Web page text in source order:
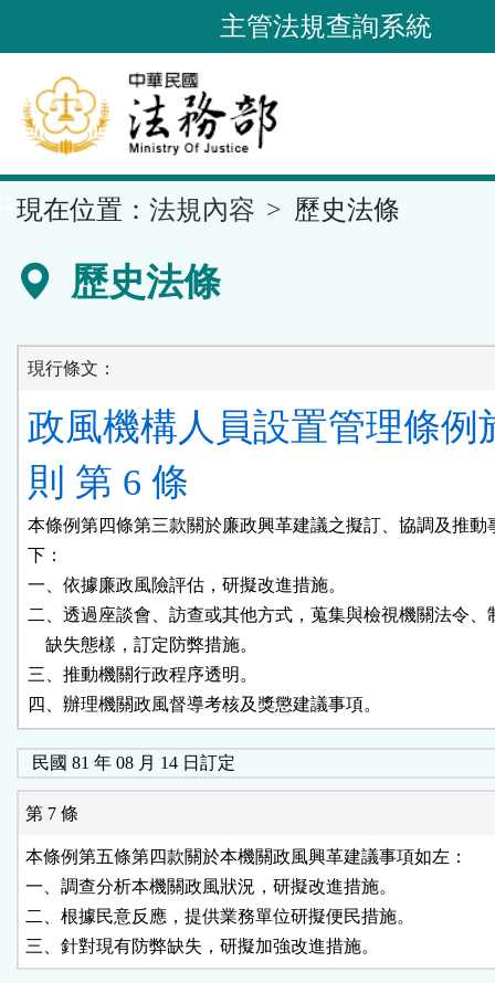
到
要
內
容
區
主管法規查詢系統
現在位置： 法規內容 歷史法條
歷史法條
現行條文：
政風機構人員設置管理條例
則 第 6 條
本條例第四條第三款關於廉政興革建議之擬訂、協調及推動
下：
一、依據廉政風險評估，研擬改進措施。
二、透過座談會、訪查或其他方式，蒐集與檢視機關法令、
    缺失態樣，訂定防弊措施。
三、推動機關行政程序透明。
四、辦理機關政風督導考核及獎懲建議事項。
民國 81 年 08 月 14 日訂定
第 7 條
本條例第五條第四款關於本機關政風興革建議事項如左：
一、調查分析本機關政風狀況，研擬改進措施。
二、根據民意反應，提供業務單位研擬便民措施。
三、針對現有防弊缺失，研擬加強改進措施。